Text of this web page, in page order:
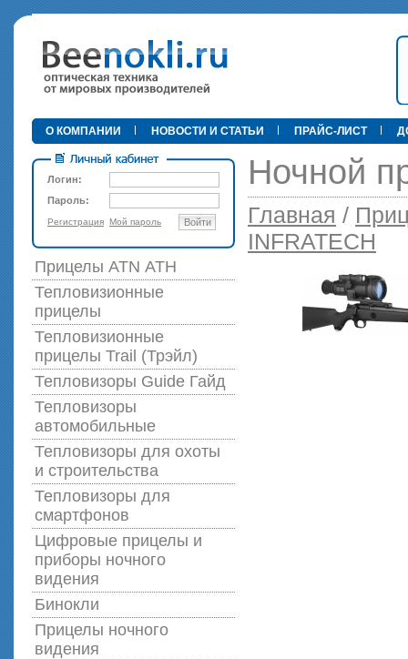
•
89 000
О КОМПАНИИ НОВОСТИ И СТАТЬИ ПРАЙС-ЛИСТ
Логин:
Пароль:
Регистрация Мой пароль Войти
Прицелы ATN АТН
Тепловизионные
прицелы
Тепловизионные
прицелы Trail (Трэйл)
Тепловизоры Guide Гайд
Тепловизоры
автомобильные
Тепловизоры для охоты
и строительства
Тепловизоры для
смартфонов
Цифровые прицелы и
приборы ночного
видения
Бинокли
Прицелы ночного
видения
Ночной
Главная /
INFRATECH